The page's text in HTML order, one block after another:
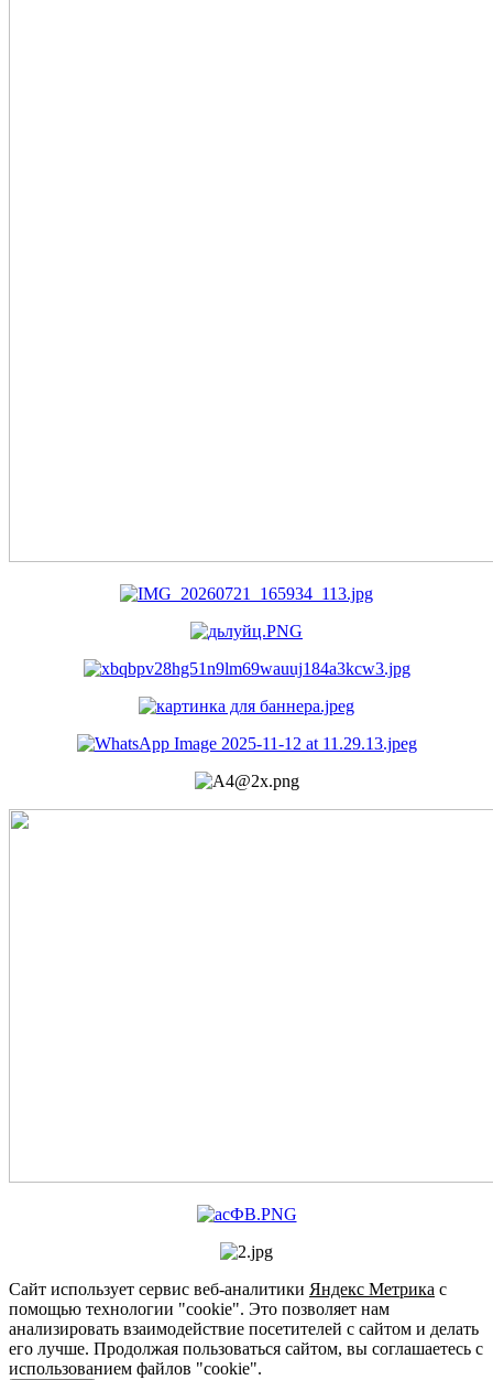
Сайт использует сервис веб-аналитики Яндекс Метрика с
помощью технологии "cookie". Это позволяет нам
анализировать взаимодействие посетителей с сайтом и делать
его лучше. Продолжая пользоваться сайтом, вы соглашаетесь с
использованием файлов "cookie".